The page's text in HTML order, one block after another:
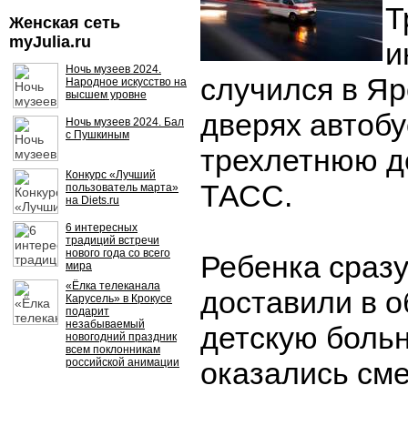
Женская сеть
myJulia.ru
Ночь музеев 2024.
Народное искусство на
высшем уровне
Ночь музеев 2024. Бал
с Пушкиным
Конкурс «Лучший
пользователь марта»
на Diets.ru
6 интересных
традиций встречи
нового года со всего
мира
«Ёлка телеканала
Карусель» в Крокусе
подарит
незабываемый
новогодний праздник
всем поклонникам
российской анимации
случился в
дверях
трехлетнюю
ТАСС.
Ребенка
доставили в
детскую
оказались